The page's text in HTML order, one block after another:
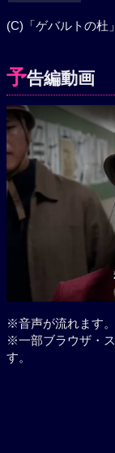
(C)「ゲバルトの杜
予告編動画
※音声が流れます
※一部ブラウザ・
す。